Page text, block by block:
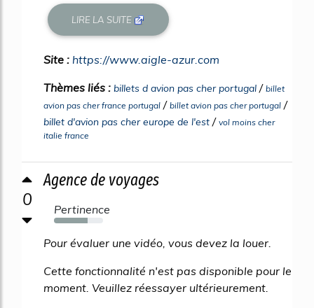
LIRE LA SUITE
Site : https://www.aigle-azur.com
Thèmes liés : billets d avion pas cher portugal / billet
avion pas cher france portugal / billet avion pas cher portugal /
billet d'avion pas cher europe de l'est / vol moins cher
italie france
0
Agence de voyages
Pertinence
69%
Pour évaluer une vidéo, vous devez la louer.
Cette fonctionnalité n'est pas disponible pour le
moment. Veuillez réessayer ultérieurement.